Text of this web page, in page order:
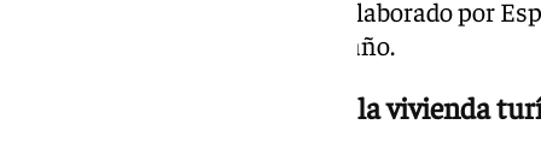
vivienda turística en la ciudad elaborado por
datos hasta junio del presente año.
Estudio sobre el impacto de la vivienda